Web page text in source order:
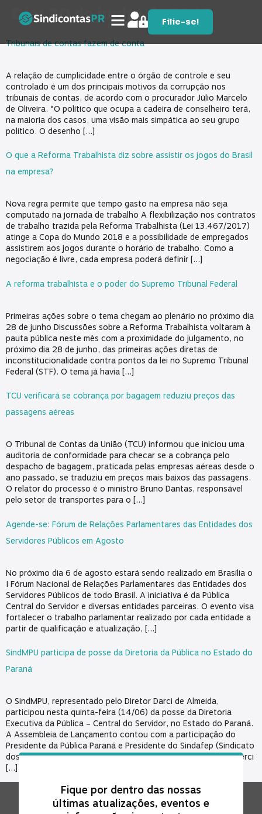
Filie-se!
Dia:20 de junho de 2018
Tribunais de contas fazem de conta
A relação de cumplicidade entre o órgão de controle e seu
controlado é um dos principais motivos da corrupção nos
tribunais de contas, de acordo com o procurador Júlio Marcelo
de Oliveira. “O político que ocupa a cadeira de conselheiro terá,
na maioria dos casos, uma visão mais simpática ao seu grupo
político. O desenho […]
O que a Reforma Trabalhista diz sobre assistir os jogos do Brasil
na empresa?
Nova regra permite que tempo gasto na empresa não seja
computado na jornada de trabalho A flexibilização nos contratos
de trabalho trazida pela Reforma Trabalhista (Lei 13.467/2017)
atinge a Copa do Mundo 2018 e a possibilidade de empregados
assistirem aos jogos durante o horário de trabalho. Como a
negociação é livre, cada empresa poderá definir […]
A reforma trabalhista e o poder do Supremo Tribunal Federal
Primeiras ações sobre o tema chegam ao plenário no próximo dia
28 de junho Discussões sobre a Reforma Trabalhista voltaram à
pauta pública neste mês com a proximidade do julgamento, no
próximo dia 28 de junho, das primeiras ações diretas de
inconstitucionalidade contra pontos da lei no Supremo Tribunal
Federal (STF). O tema já havia […]
TCU verificará se cobrança por bagagem reduziu preços das
passagens aéreas
O Tribunal de Contas da União (TCU) informou que iniciou uma
auditoria de conformidade para checar se a cobrança pelo
despacho de bagagem, praticada pelas empresas aéreas desde o
ano passado, se traduziu em preços mais baixos das passagens.
O relator do processo é o ministro Bruno Dantas, responsável
pelo setor de transportes para o […]
Agende-se: Fórum de Relações Parlamentares das Entidades dos
Servidores Públicos em Agosto
No próximo dia 6 de agosto estará sendo realizado em Brasília o
I Fórum Nacional de Relações Parlamentares das Entidades dos
Servidores Públicos de todo Brasil. A iniciativa é da Pública
Central do Servidor e diversas entidades parceiras. O evento visa
fortalecer o trabalho parlamentar realizado por cada entidade a
partir de qualificação e atualização, […]
SindMPU participa de posse da Diretoria da Pública no Estado do
Paraná
O SindMPU, representado pelo Diretor Darci de Almeida,
participou nesta quinta-feira (14/06) da posse da Diretoria
Executiva da Pública – Central do Servidor, no Estado do Paraná.
A Assembleia de Lançamento contou com a participação do
Presidente da Pública Paraná e Presidente do Sindafep (Sindicato
dos Auditores Fiscais da Receita do Estado do Paraná), Vanderci
[…]
Fique por dentro das nossas
últimas atualizações, eventos e